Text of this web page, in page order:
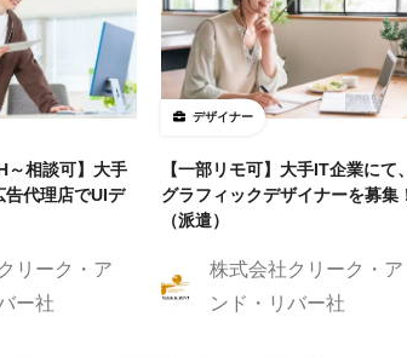
～相談可】大手
告代理店でUIデ
リーク・ア
ー社
デザイナー
【一部リモ可】大手IT企業にて、
グラフィックデザイナーを募集
（派遣）
株式会社クリーク・ア
ンド・リバー社